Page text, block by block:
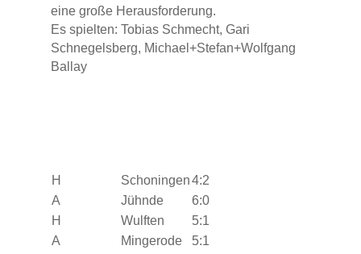
eine große Herausforderung.
Es spielten: Tobias Schmecht, Gari
Schnegelsberg, Michael+Stefan+Wolfgang
Ballay
H Schoningen4:2
A
Jühnde
6:0
H
Wulften
5:1
A
Mingerode 5:1